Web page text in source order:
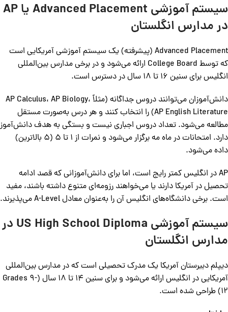
سیستم آموزشی Advanced Placement یا AP
در مدارس انگلستان
Advanced Placement (پیشرفته) یک سیستم آموزشی آمریکایی است
که توسط College Board ارائه می‌شود و در برخی مدارس بین‌المللی
انگلیس برای سنین 16 تا 18 سال در دسترس است.
دانش‌آموزان می‌توانند دروس جداگانه (مثلاً AP Calculus، AP Biology،
AP English Literature) را انتخاب کنند و هر درس به‌صورت مستقل
مطالعه می‌شود. تعداد دروس اجباری نیست و بستگی به هدف دانش‌آموز
دارد. امتحانات در ماه مه برگزار می‌شود و نمرات از 1 تا 5 (5 بالاترین)
داده می‌شود.
AP در انگلیس کمتر رایج است، اما برای دانش‌آموزانی که قصد ادامه
تحصیل در آمریکا دارند یا می‌خواهند رزومه‌ای متنوع داشته باشند، مفید
است. برخی دانشگاه‌های انگلیس آن را به‌عنوان معادل A-Level می‌پذیرند.
سیستم آموزشی US High School Diploma در
مدارس انگلستان
دیپلم دبیرستان آمریکا یک مدرک تحصیلی است که در مدارس بین‌المللی
آمریکایی در انگلیس ارائه می‌شود و برای سنین 14 تا 18 سال (Grades 9-
12) طراحی شده است.